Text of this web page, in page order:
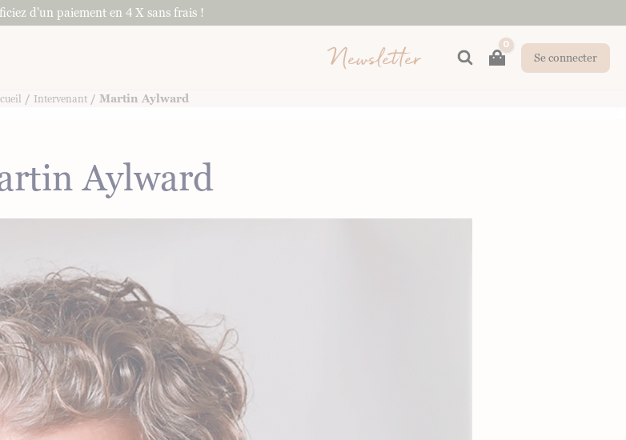
d'un paiement en 4 X sans frais !
Newsletter RechercherSe connecter
/ Intervenant/ Martin Aylward
Aylward